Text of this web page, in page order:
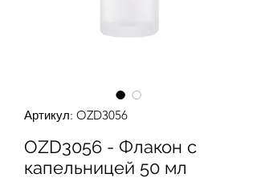
Артикул: OZD3056
OZD3056 - Флакон с
капельницей 50 мл